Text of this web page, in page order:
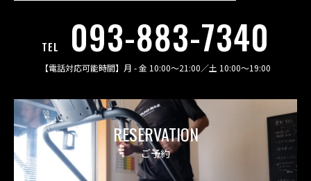
TEL 093-883-7340
【電話対応可能時間】 月 - 金 10:00〜21:00／土 10:00〜19:00
RESERVATION
ご予約